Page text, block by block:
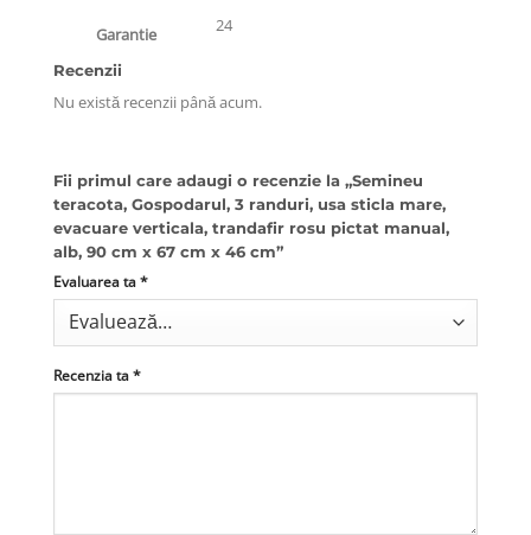
Garantie 24
Recenzii
Nu există recenzii până acum.
Fii primul care adaugi o recenzie la „Semineu
teracota, Gospodarul, 3 randuri, usa sticla mare,
evacuare verticala, trandafir rosu pictat manual,
alb, 90 cm x 67 cm x 46 cm”
Evaluarea ta *
Recenzia ta *